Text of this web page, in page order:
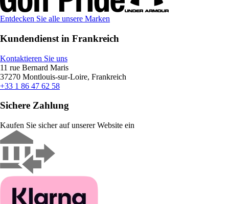
Entdecken Sie alle unsere Marken
Kundendienst in Frankreich
Kontaktieren Sie uns
11 rue Bernard Maris
37270 Montlouis-sur-Loire, Frankreich
+33 1 86 47 62 58
Sichere Zahlung
Kaufen Sie sicher auf unserer Website ein